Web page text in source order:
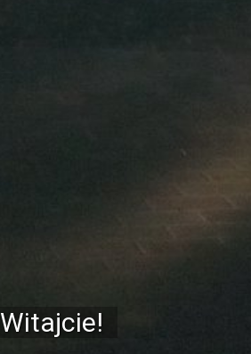
Witajcie!